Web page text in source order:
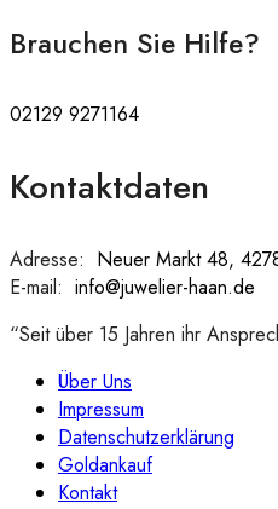
Brauchen Sie Hilfe?
02129 9271164
Kontaktdaten
Adresse: Neuer Markt 48,
E-mail: info@juwelier-haan.de
“Seit über 15 Jahren ihr
Über Uns
Impressum
Datenschutzerklärung
Goldankauf
Kontakt